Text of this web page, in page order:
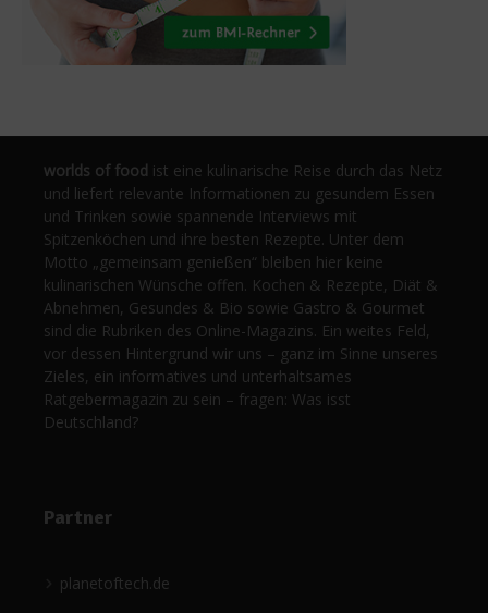
worlds of food ist eine kulinarische Reise durch das Netz
und liefert relevante Informationen zu gesundem Essen
und Trinken sowie spannende Interviews mit
Spitzenköchen und ihre besten Rezepte. Unter dem
Motto „gemeinsam genießen“ bleiben hier keine
kulinarischen Wünsche offen. Kochen & Rezepte, Diät &
Abnehmen, Gesundes & Bio sowie Gastro & Gourmet
sind die Rubriken des Online-Magazins. Ein weites Feld,
vor dessen Hintergrund wir uns – ganz im Sinne unseres
Zieles, ein informatives und unterhaltsames
Ratgebermagazin zu sein – fragen: Was isst
Deutschland?
Partner
planetoftech.de